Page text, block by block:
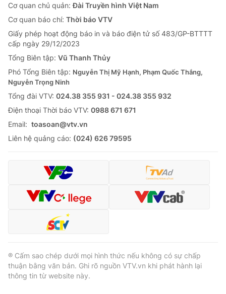
Cơ quan chủ quản:Đài Truyền hình Việt Nam
Cơ quan báo chí: Thời báo VTV
Giấy phép hoạt động báo in và báo điện tử số 483/GP-BTTTT
cấp ngày 29/12/2023
Tổng Biên tập: Vũ Thanh Thủy
Phó Tổng Biên tập: Nguyễn Thị Mỹ Hạnh, Phạm Quốc Thắng,
Nguyễn Trọng Ninh
Tổng đài VTV: 024.38 355 931 - 024.38 355 932
Ðiện thoại Thời báo VTV: 0988 671 671
Email: toasoan@vtv.vn
Liên hệ quảng cáo: (024) 626 79595
® Cấm sao chép dưới mọi hình thức nếu không có sự chấp
thuận bằng văn bản. Ghi rõ nguồn VTV.vn khi phát hành lại
thông tin từ website này.